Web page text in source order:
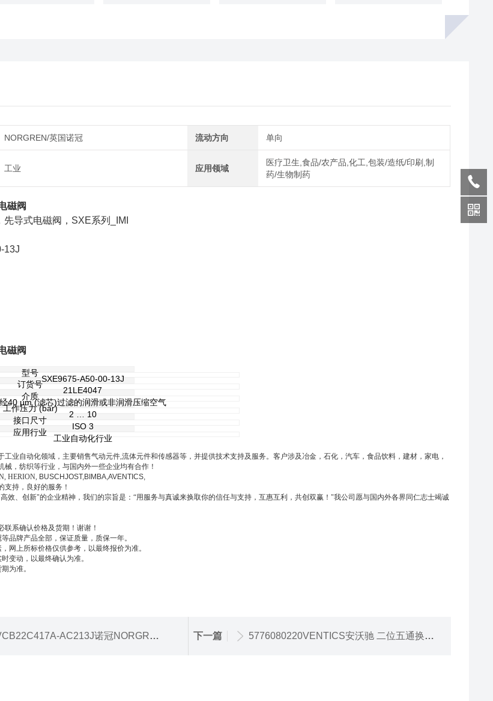
NORGREN/英国诺冠 流动方向 单向
工业 应用领域
医疗卫生,食品/农产品,化工,包装/造纸/印刷,制
药/生物制药
磁阀
先导式电磁阀，SXE系列_IMI
13J
磁阀
型号
SXE9675-A50-00-13J
订货号
21LE4047
介质
经40 μm (滤芯)过滤的润滑或非润滑压缩空气
工作压力 (bar)
2 … 10
接口尺寸
ISO 3
应用行业
工业自动化行业
工业自动化领域，主要销售气动元件,流体元件和传感器等，并提供技术支持及服务。客户涉及冶金，石化，汽车，食品饮料，建材，家电，
械，纺织等行业 ，与国内外一些企业均有合作！
HERION, BUSCHJOST,BIMBA,AVENTICS,
支持，良好的服务！
效、创新"的企业精神，我们的宗旨是：“用服务与真诚来换取你的信任与支持，互惠互利，共创双赢！"我公司愿与国内外各界同仁志士竭诚
联系确认价格及货期！谢谢！
品牌产品全部，保证质量，质保一年。
网上所标价格仅供参考，以最终报价为准。
变动，以最终确认为准。
为准。
AC213J诺冠NORGREN电磁阀 下一篇 5776080220VENTICS安沃驰 二位五通换向阀